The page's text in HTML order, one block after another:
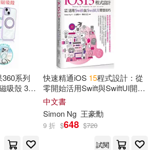
(92)
社(627)
社(621)
出版社(603)
系列
吸殼 360
殼 蘇打
快速精通iOS 15程式設計：從
零開始活用Swift與SwiftUI開發
技巧
中文書
Simon Ng 王豪勳
9 折 $648 $720
試閱